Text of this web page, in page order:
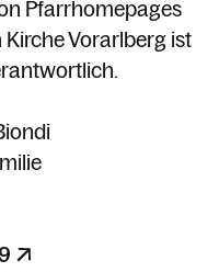
Pfarrhomepages
Vorarlberg ist